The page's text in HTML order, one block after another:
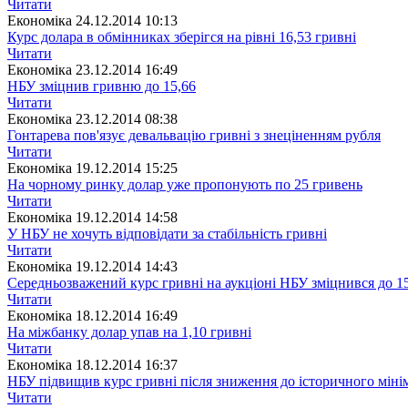
Читати
Економіка 24.12.2014 10:13
Курс долара в обмінниках зберігся на рівні 16,53 гривні
Читати
Економіка 23.12.2014 16:49
НБУ зміцнив гривню до 15,66
Читати
Економіка 23.12.2014 08:38
Гонтарева пов'язує девальвацію гривні з знеціненням рубля
Читати
Економіка 19.12.2014 15:25
На чорному ринку долар уже пропонують по 25 гривень
Читати
Економіка 19.12.2014 14:58
У НБУ не хочуть відповідати за стабільність гривні
Читати
Економіка 19.12.2014 14:43
Середньозважений курс гривні на аукціоні НБУ зміцнився до
Читати
Економіка 18.12.2014 16:49
На міжбанку долар упав на 1,10 гривні
Читати
Економіка 18.12.2014 16:37
НБУ підвищив курс гривні після зниження до історичного
Читати